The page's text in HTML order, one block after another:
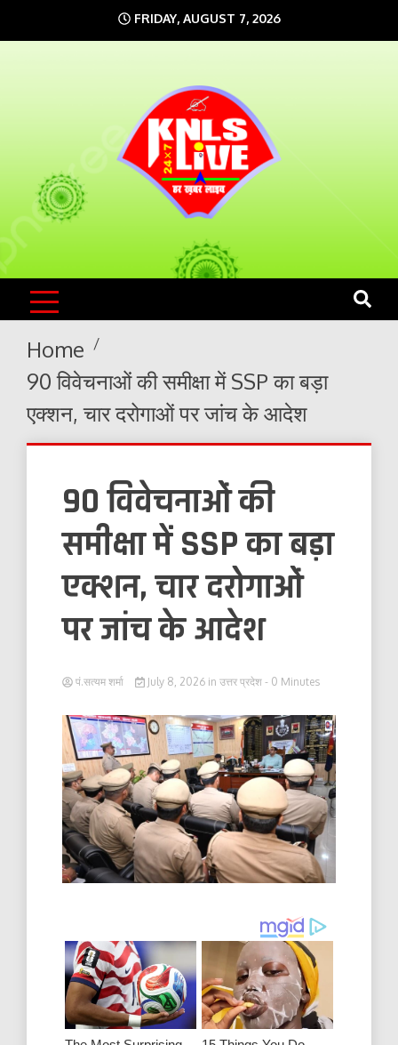
to
FRIDAY, AUGUST 7, 2026
KNLS LIVE
India`s No.1 News Portal
Home
90 विवेचनाओं की समीक्षा में SSP का बड़ा
एक्शन, चार दरोगाओं पर जांच के आदेश
90 विवेचनाओं की
समीक्षा में SSP का बड़ा
एक्शन, चार दरोगाओं
पर जांच के आदेश
पं.सत्यम शर्मा July 8, 2026 in उत्तर प्रदेश - 0 Minutes